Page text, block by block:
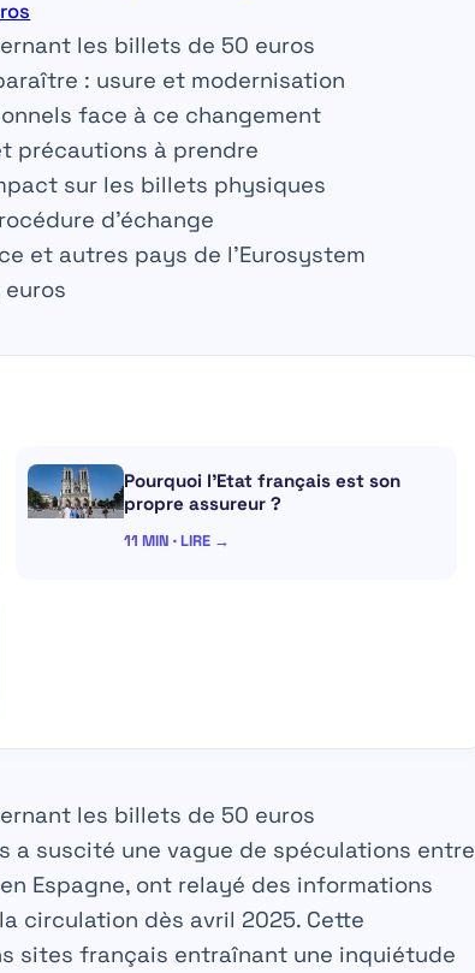
les billets de 50 euros
: usure et modernisation
face à ce changement
précautions à prendre
sur les billets physiques
d’échange
et autres pays de l’Eurosystem
Pourquoi l’Etat français est son
propre assureur ?
11 MIN · LIRE →
les billets de 50 euros
suscité une vague de spéculations entre
Espagne, ont relayé des informations
circulation dès avril 2025. Cette
sites français entraînant une inquiétude